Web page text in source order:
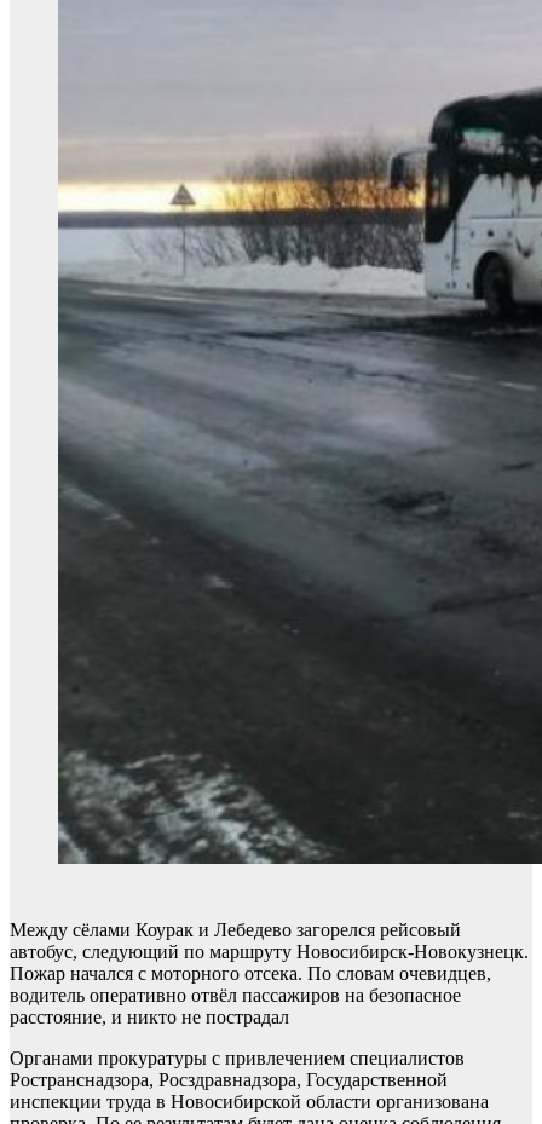
Между сёлами Коурак и Лебедево загорелся рейсовый
автобус, следующий по маршруту Новосибирск-Новокузнецк.
Пожар начался с моторного отсека. По словам очевидцев,
водитель оперативно отвёл пассажиров на безопасное
расстояние, и никто не пострадал
Органами прокуратуры с привлечением специалистов
Ространснадзора, Росздравнадзора, Государственной
инспекции труда в Новосибирской области организована